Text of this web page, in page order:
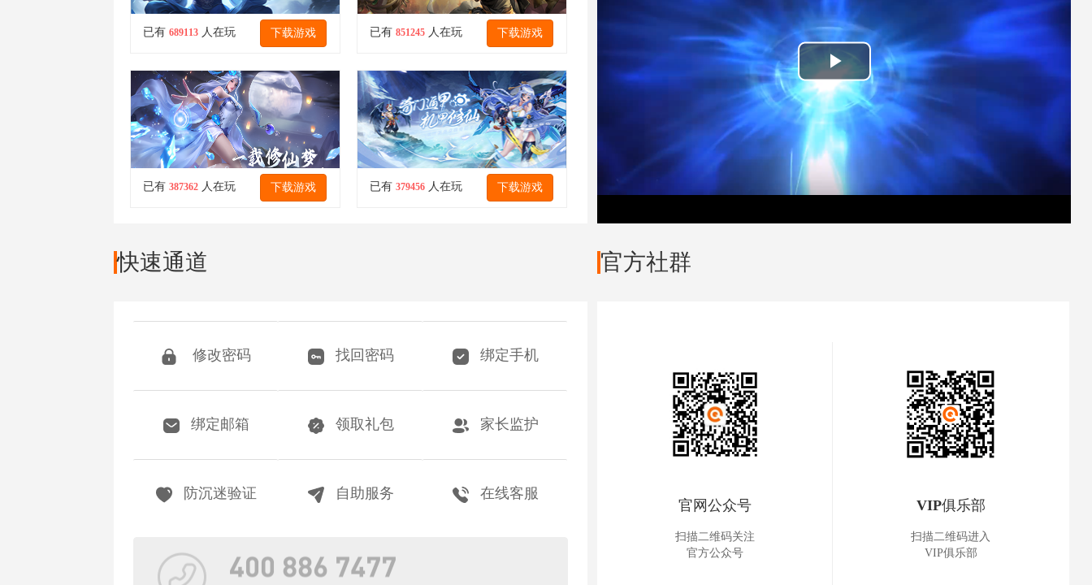
已有 689113人在玩 下载游戏 已有 851245人在玩 下载游戏
已有 387362人在玩 下载游戏 已有 379456人在玩 下载游戏
Play
Video
快速通道
修改密码 找回密码 绑定手机
绑定邮箱 领取礼包 家长监护
防沉迷验证 自助服务 在线客服
官方社群
官网公众号
扫描二维码关注
官方公众号
VIP俱乐部
扫描二维码进入
VIP俱乐部